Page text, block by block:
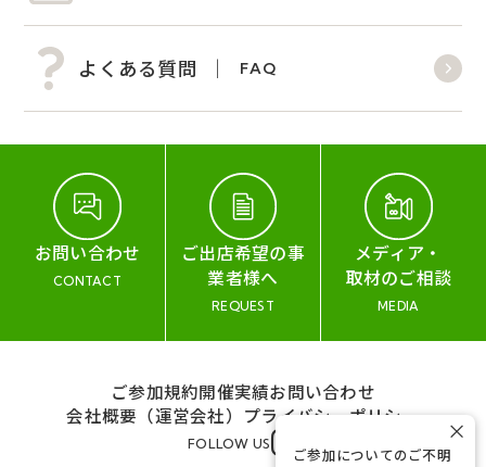
よくある質問 FAQ
お問い合わせ
CONTACT
ご出店希望の事
業者様へ
REQUEST
メディア・
取材のご相談
MEDIA
ご参加規約開催実績お問い合わせ
会社概要（運営会社） プライバシーポリシー
FOLLOW US
ご参加についてのご不明
×